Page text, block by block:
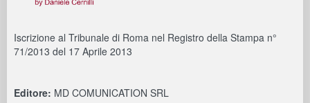
Iscrizione al Tribunale di Roma nel Registro della Stampa n°
71/2013 del 17 Aprile 2013
Editore: MD COMUNICATION SRL